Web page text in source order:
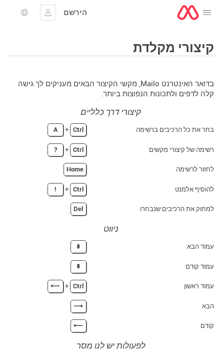
לפתוח את התפריט
הירשם
להתחבר
קיצורי מקלדת
בדואר האינטרנט Mailo, מקשי הקיצור הבאים מעניקים לך גישה
קלה לדפים ולתכונות הנפוצות ביותר.
קיצורי דרך כלליים
בחר את כל הרכיבים ברשימה Ctrl
+
A
רשימה של קיצורי מקשים Ctrl
+
?
לחזור לרשימה Home
להוסיף אלמנט Ctrl
+
!
למחוק את הרכיבים שנבחרו Del
ניווט
עמוד הבא ⇟
עמוד קודם ⇞
עמוד ראשון Ctrl
+
⟵
הבא ⟶
קודם ⟵
לפעולות יש לנו מסר